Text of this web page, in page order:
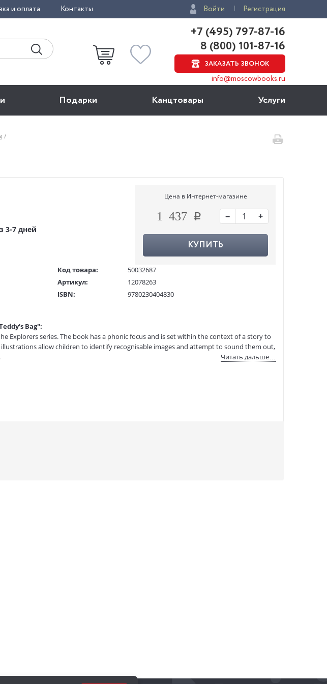
и оплата Контакты Войти Регистрация
+7 (495) 797-87-16
8 (800) 101-87-16
ЗАКАЗАТЬ ЗВОНОК
info@moscowbooks.ru
Подарки Канцтовары Услуги
3-7 дней
Цена в Интернет-магазине
1 437 − +
КУПИТЬ
Код товара:
50032687
Артикул:
12078263
ISBN:
9780230404830
Bag":
Explorers series. The book has a phonic focus and is set within the context of a story to
allow children to identify recognisable images and attempt to sound them out,
Читать дальше…